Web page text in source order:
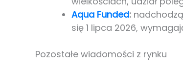
Aqua Funded:
się 1 lipca 2026,
Pozostałe wiadomości z rynku